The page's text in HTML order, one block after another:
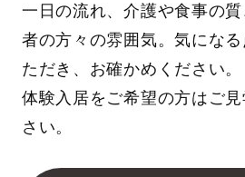
一日の流れ、介護や食事の
者の方々の雰囲気。気にな
ただき、お確かめください。
体験入居をご希望の方はご
さい。